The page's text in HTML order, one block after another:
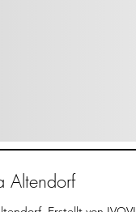
Altendorf